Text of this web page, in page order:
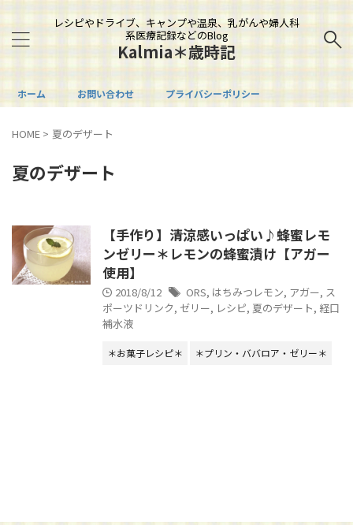
レシピやドライブ、キャンプや温泉、乳がんや婦人科
系医療記録などのBlog
Kalmia＊歳時記
ホーム お問い合わせ プライバシーポリシー
HOME > 夏のデザート
夏のデザート
【手作り】清涼感いっぱい♪蜂蜜レモ
ンゼリー＊レモンの蜂蜜漬け【アガー
使用】
2018/8/12 ORS, はちみつレモン, アガー, ス
ポーツドリンク, ゼリー, レシピ, 夏のデザート, 経口
補水液
＊お菓子レシピ＊ ＊プリン・ババロア・ゼリー＊